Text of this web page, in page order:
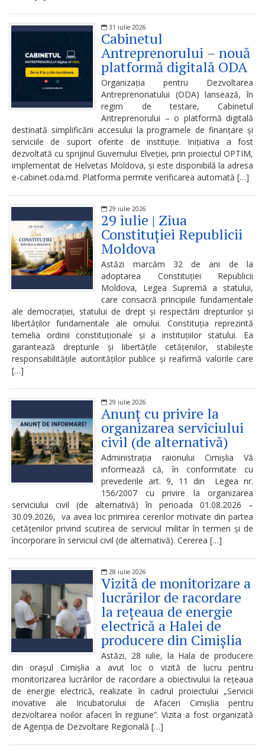
Dispozițiile
președintelui
Consultări
publice
Inițierea
elaborării
proiectelor
de
decizii
Sinteza
recomandărilor
la
proiectele
decizii
Proiecte
decizii
Deciziile
adoptate
de
consiliul
raional
Procese-
verbale
ale
ședințelor
Consiliului
Raional
Cimișlia
Ședințele
Consiliului
Raional
LIVE
31 iulie 2026
Cabinetul
Antreprenorului – nouă
platformă digitală ODA
Organizația pentru Dezvoltarea
Antreprenoriatului (ODA) lansează, în
regim de testare, Cabinetul
Antreprenorului – o platformă digitală
destinată simplificării accesului la programele de finanțare și
serviciile de suport oferite de instituție. Inițiativa a fost
dezvoltată cu sprijinul Guvernului Elveției, prin proiectul OPTIM,
implementat de Helvetas Moldova, și este disponibilă la adresa
e-cabinet.oda.md. Platforma permite verificarea automată […]
29 iulie 2026
29 iulie | Ziua
Constituției Republicii
Moldova
Astăzi marcăm 32 de ani de la
adoptarea Constituției Republicii
Moldova, Legea Supremă a statului,
care consacră principiile fundamentale
ale democrației, statului de drept și respectării drepturilor și
libertăților fundamentale ale omului. Constituția reprezintă
temelia ordinii constituționale și a instituțiilor statului. Ea
garantează drepturile și libertățile cetățenilor, stabilește
responsabilitățile autorităților publice și reafirmă valorile care
[…]
29 iulie 2026
Anunț cu privire la
organizarea serviciului
civil (de alternativă)
Administrația raionului Cimișlia Vă
informează că, în conformitate cu
prevederile art. 9, 11 din Legea nr.
156/2007 cu privire la organizarea
serviciului civil (de alternativă) în perioada 01.08.2026 –
30.09.2026, va avea loc primirea cererilor motivate din partea
cetățenilor privind scutirea de serviciul militar în termen și de
încorporare în serviciul civil (de alternativă). Cererea […]
28 iulie 2026
Vizită de monitorizare a
lucrărilor de racordare
la rețeaua de energie
electrică a Halei de
producere din Cimișlia
Astăzi, 28 iulie, la Hala de producere
din orașul Cimișlia a avut loc o vizită de lucru pentru
monitorizarea lucrărilor de racordare a obiectivului la rețeaua
de energie electrică, realizate în cadrul proiectului „Servicii
inovative ale Incubatorului de Afaceri Cimișlia pentru
dezvoltarea noilor afaceri în regiune”. Vizita a fost organizată
de Agenția de Dezvoltare Regională […]